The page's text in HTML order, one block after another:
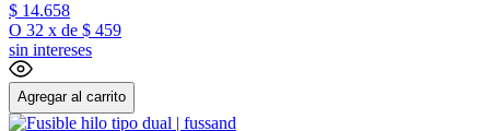
$ 14.658
O 32 x de $ 459
sin intereses
Agregar al carrito